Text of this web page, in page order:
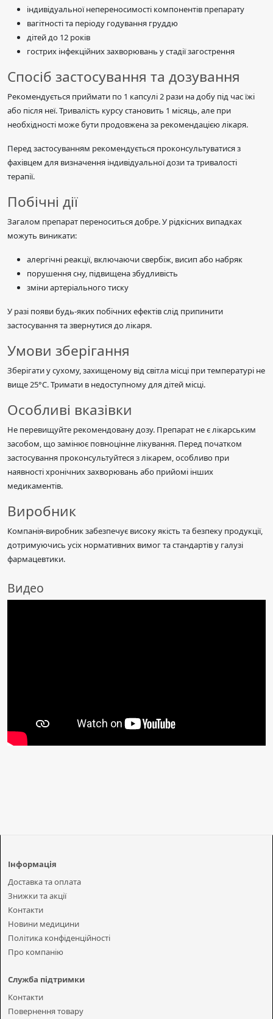
індивідуальної непереносимості компонентів препарату
вагітності та періоду годування груддю
дітей до 12 років
гострих інфекційних захворювань у стадії загострення
Спосіб застосування та дозування
Рекомендується приймати по 1 капсулі 2 рази на добу під час їжі
або після неї. Тривалість курсу становить 1 місяць, але при
необхідності може бути продовжена за рекомендацією лікаря.
Перед застосуванням рекомендується проконсультуватися з
фахівцем для визначення індивідуальної дози та тривалості
терапії.
Побічні дії
Загалом препарат переноситься добре. У рідкісних випадках
можуть виникати:
алергічні реакції, включаючи свербіж, висип або набряк
порушення сну, підвищена збудливість
зміни артеріального тиску
У разі появи будь-яких побічних ефектів слід припинити
застосування та звернутися до лікаря.
Умови зберігання
Зберігати у сухому, захищеному від світла місці при температурі не
вище 25°C. Тримати в недоступному для дітей місці.
Особливі вказівки
Не перевищуйте рекомендовану дозу. Препарат не є лікарським
засобом, що замінює повноцінне лікування. Перед початком
застосування проконсультуйтеся з лікарем, особливо при
наявності хронічних захворювань або прийомі інших
медикаментів.
Виробник
Компанія-виробник забезпечує високу якість та безпеку продукції,
дотримуючись усіх нормативних вимог та стандартів у галузі
фармацевтики.
Видео
Інформація
Доставка та оплата
Знижки та акції
Контакти
Новини медицини
Політика конфіденційності
Про компанію
Служба підтримки
Контакти
Повернення товару